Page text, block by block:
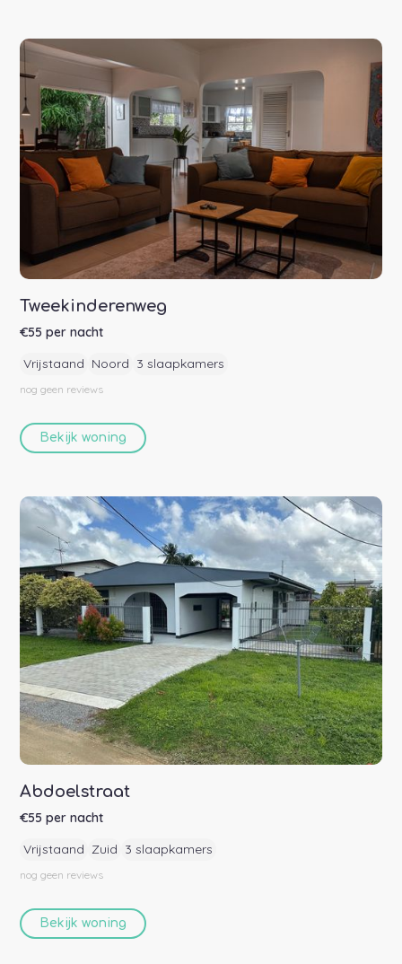
Tweekinderenweg
€55 per nacht
Vrijstaand Noord 3 slaapkamers
nog geen reviews
Bekijk woning
Abdoelstraat
€55 per nacht
Vrijstaand Zuid 3 slaapkamers
nog geen reviews
Bekijk woning